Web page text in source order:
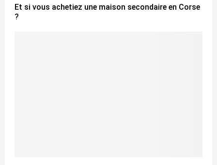
Et si vous achetiez une maison secondaire en Corse
?